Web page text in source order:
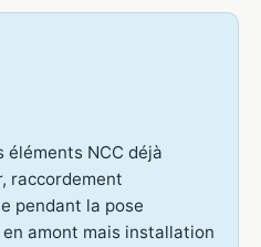
éléments NCC déjà
raccordement
pendant la pose
amont mais installation